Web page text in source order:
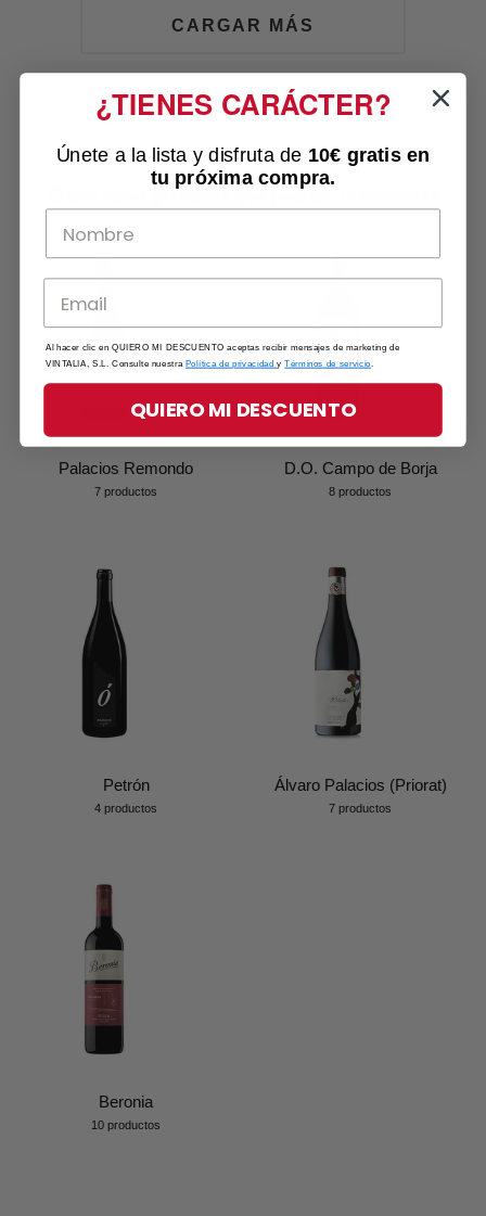
CARGAR MÁS
Otros vinos garnacha que podrían interesante
Palacios Remondo
7 productos
D.O. Campo de Borja
8 productos
Petrón
4 productos
Álvaro Palacios (Priorat)
7 productos
Beronia
10 productos
¿TIENES CARÁCTER?
Únete a la lista y disfruta de 10€ gratis en
tu próxima compra.
Al hacer clic en QUIERO MI DESCUENTO aceptas recibir mensajes de marketing de
VINTALIA, S.L. Consulte nuestra Política de privacidadyTérminos de servicio
QUIERO MI DESCUENTO